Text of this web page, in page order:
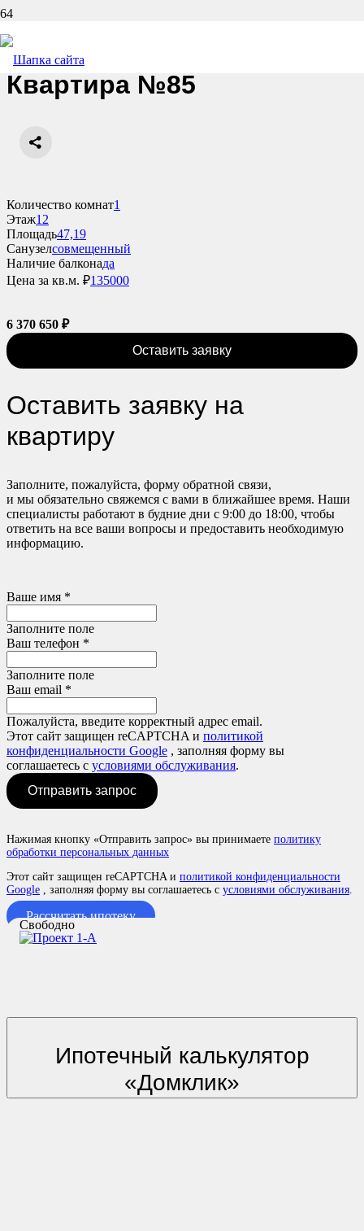
Назад
Квартира №85
Количество комнат1
Этаж12
Площадь47,19
Санузелсовмещенный
Наличие балконада
Цена за кв.м. ₽135000
6 370 650 ₽
Оставить заявку
Оставить заявку на
квартиру
Заполните, пожалуйста, форму обратной связи,
и мы обязательно свяжемся с вами в ближайшее время. Наши
специалисты работают в будние дни с 9:00 до 18:00, чтобы
ответить на все ваши вопросы и предоставить необходимую
информацию.
Ваше имя *
Заполните поле
Ваш телефон *
Заполните поле
Ваш email *
Пожалуйста, введите корректный адрес email.
Этот сайт защищен reCAPTCHA и политикой
конфиденциальности Google , заполняя форму вы
соглашаетесь с условиями обслуживания.
Отправить запрос
Нажимая кнопку «Отправить запрос» вы принимаете политику
обработки персональных данных
Этот сайт защищен reCAPTCHA и политикой конфиденциальности
Google , заполняя форму вы соглашаетесь с условиями обслуживания.
Рассчитать ипотеку
Свободно
Ипотечный калькулятор
«Домклик»